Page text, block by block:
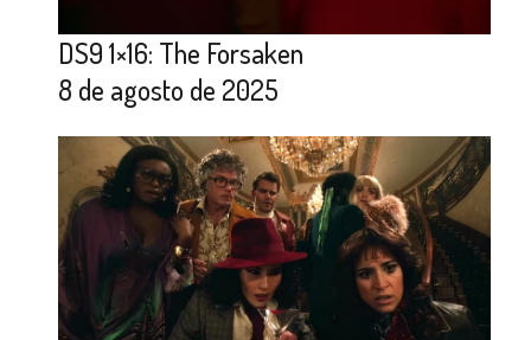
DS9 1×16: The Forsaken
8 de agosto de 2025